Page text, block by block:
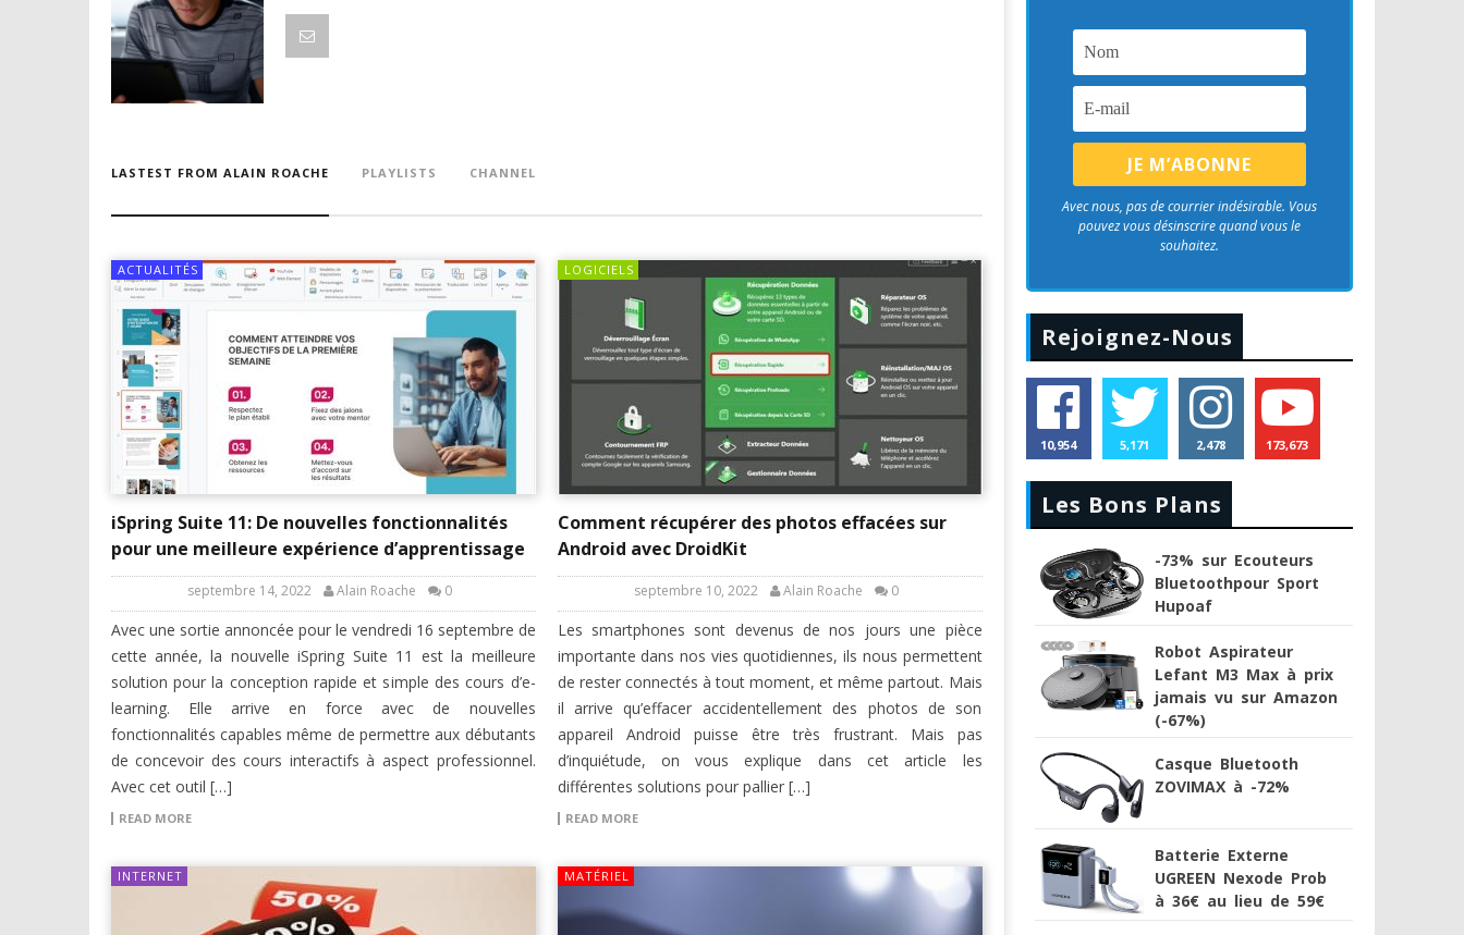
LASTEST FROM ALAIN ROACHE PLAYLISTS CHANNEL
ACTUALITÉS
iSpring Suite 11: De nouvelles fonctionnalités
pour une meilleure expérience d’apprentissage
septembre 14, 2022 Alain Roache 0
Avec une sortie annoncée pour le vendredi 16 septembre de
cette année, la nouvelle iSpring Suite 11 est la meilleure
solution pour la conception rapide et simple des cours d’e-
learning. Elle arrive en force avec de nouvelles
fonctionnalités capables même de permettre aux débutants
de concevoir des cours interactifs à aspect professionnel.
Avec cet outil […]
READ MORE
LOGICIELS
Comment récupérer des photos effacées sur
Android avec DroidKit
septembre 10, 2022 Alain Roache 0
Les smartphones sont devenus de nos jours une pièce
importante dans nos vies quotidiennes, ils nous permettent
de rester connectés à tout moment, et même partout. Mais
il arrive qu’effacer accidentellement des photos de son
appareil Android puisse être très frustrant. Mais pas
d’inquiétude, on vous explique dans cet article les
différentes solutions pour pallier […]
READ MORE
INTERNET MATÉRIEL
Avec nous, pas de courrier indésirable. Vous
pouvez vous désinscrire quand vous le
souhaitez.
Rejoignez-Nous
10,954 5,171 2,478 173,673
Les Bons Plans
-73% sur Ecouteurs
Bluetoothpour Sport
Hupoaf
Robot Aspirateur
Lefant M3 Max à prix
jamais vu sur Amazon
(-67%)
Casque Bluetooth
ZOVIMAX à -72%
Batterie Externe
UGREEN Nexode Prob
à 36€ au lieu de 59€